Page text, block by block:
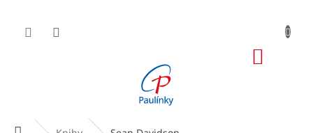
obsah